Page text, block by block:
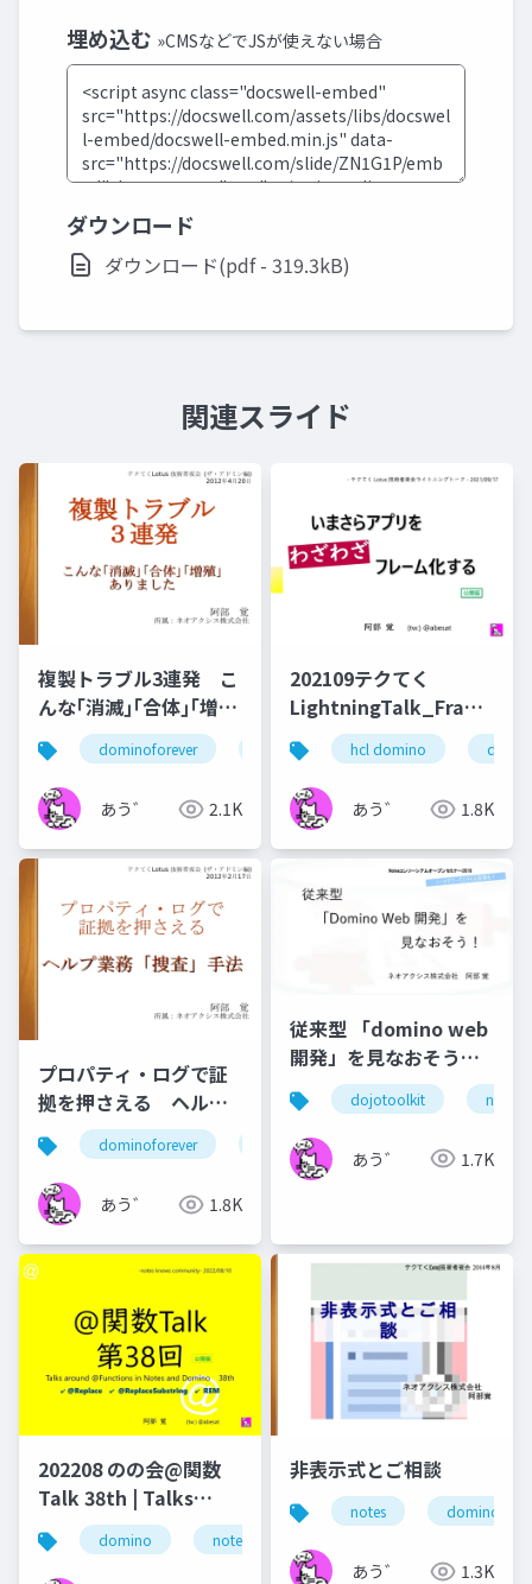
埋め込む »CMSなどでJSが使えない場合
ダウンロード
ダウンロード(pdf - 319.3kB)
関連スライド
複製トラブル3連発 こ
んな｢消滅｣｢合体｣｢増
殖｣ ありました
dominoforever ずっとノーツ テクてく
あう゛ 2.1K
202109テクてく
LightningTalk_Frameset
公開版hcl domino
あう゛ 1.8K
プロパティ・ログで証
拠を押さえる ヘルプ
業務「捜査」手法
dominoforever ずっとノーツ テクてく
あう゛ 1.8K
従来型 「domino web
開発」を見なおそう！
201611 Notes
Consortium Open
Seminar 公開版
dojotoolkit notes
あう゛ 1.7K
202208 のの会@関数
Talk 38th | Talks
around @Functions
in Notes and Domino
domino notes
非表示式とご相談
notes domino
あう゛ 1.3K